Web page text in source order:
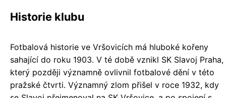
Historie klubu
Fotbalová historie ve Vršovicích má hluboké kořeny
sahající do roku 1903. V té době vznikl SK Slavoj Praha,
který později významně ovlivnil fotbalové dění v této
pražské čtvrti. Významný zlom přišel v roce 1932, kdy